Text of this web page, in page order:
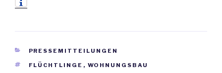
KATEGORIEN
PRESSEMITTEILUNGEN
SCHLAGWÖRTER
FLÜCHTLINGE , WOHNUNGSBAU